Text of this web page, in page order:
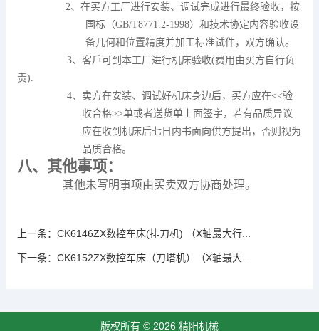
2、在买方工厂进行安装、调试完成进行最终验收，按
国标（GB/T8771.2-1998）和技术协定内容验收设
备几何和位置精度并加工标准试件，双方确认。
3、客戶可到本工厂进行机床验收(费用由买方自行负
责).
4、卖方在安装、调试好机床身边后，买方应在<<验
收合格>>单或者送货单上面签字，若有品质异议
应在收到机床后七日内书面向供方提出，否则视为
品质合格。
八、其他事项：
其他未写明事项由买卖双方协商处理。
上一条： CK6146ZX数控车床(排刀机) （X轴最大行...
下一条： CK6152ZX数控车床（刀塔机）（X轴最大...
版权所有 © 2026 精阳机械